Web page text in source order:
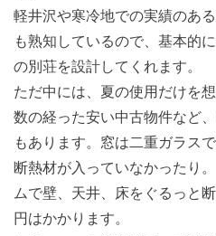
軽井沢や寒冷地での実績のあ
も熟知しているので、基本的
の別荘を設計してくれます。
ただ中には、夏の使用だけを
数の経った安い中古物件など
もあります。窓は二重ガラス
断熱材が入っていなかったり
ムで壁、天井、床をぐるっと
円はかかります。